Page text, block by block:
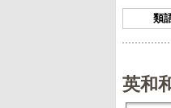
類
英和